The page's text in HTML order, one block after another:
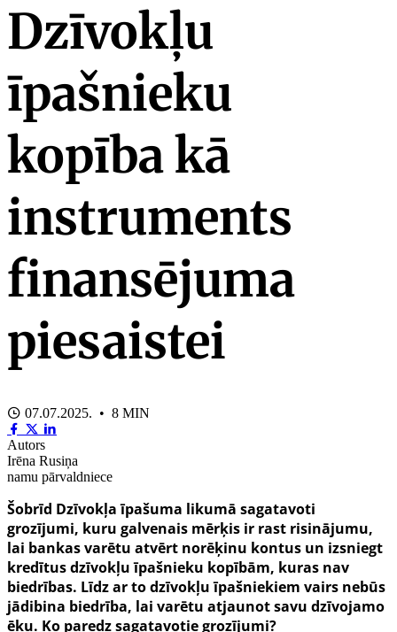
Dzīvokļu
īpašnieku
kopība kā
instruments
finansējuma
piesaistei
07.07.2025. • 8 MIN
Autors
Irēna Rusiņa
namu pārvaldniece
Šobrīd Dzīvokļa īpašuma likumā sagatavoti
grozījumi, kuru galvenais mērķis ir rast risinājumu,
lai bankas varētu atvērt norēķinu kontus un izsniegt
kredītus dzīvokļu īpašnieku kopībām, kuras nav
biedrības. Līdz ar to dzīvokļu īpašniekiem vairs nebūs
jādibina biedrība, lai varētu atjaunot savu dzīvojamo
ēku. Ko paredz sagatavotie grozījumi?